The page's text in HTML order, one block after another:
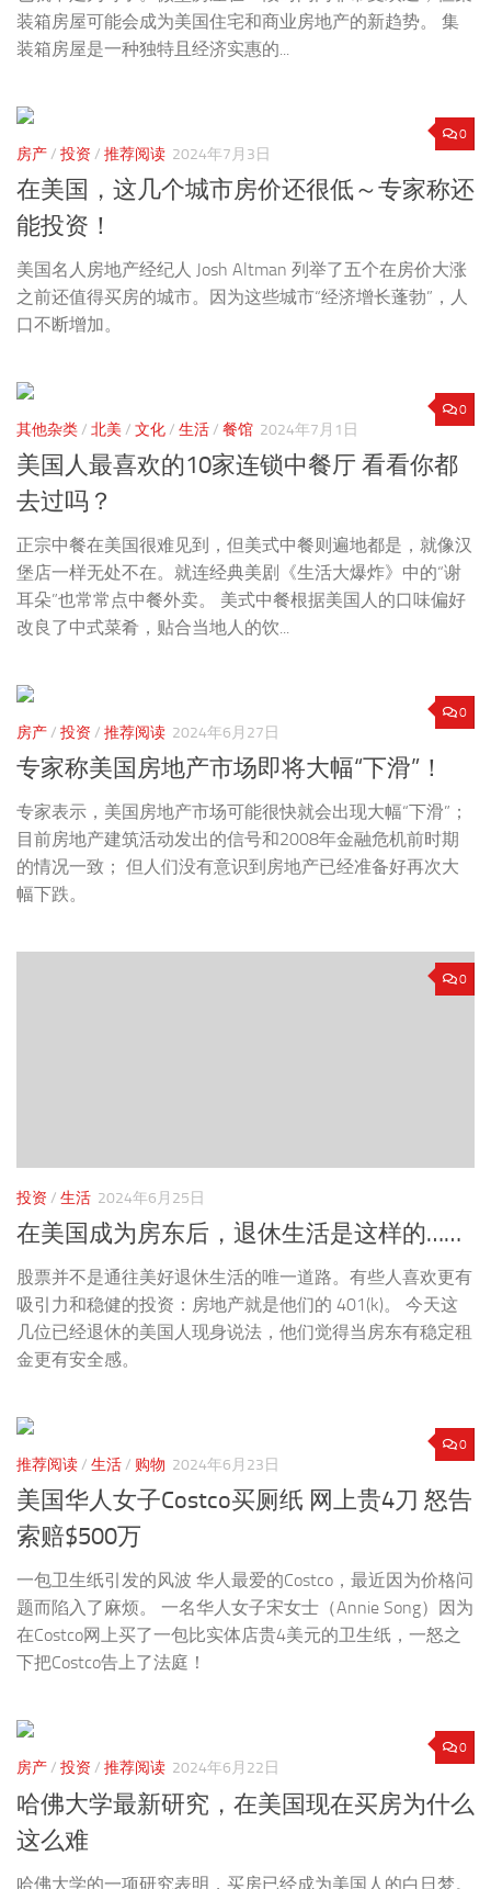
装箱房屋可能会成为美国住宅和商业房地产的新趋势。 集
装箱房屋是一种独特且经济实惠的...
0
房产/ 投资 / 推荐阅读 2024年7月3日
在美国，这几个城市房价还很低～专家称还
能投资！
美国名人房地产经纪人 Josh Altman 列举了五个在房价大涨
之前还值得买房的城市。因为这些城市“经济增长蓬勃”，人
口不断增加。
0
其他杂类/ 北美 / 文化/ 生活/ 餐馆 2024年7月1日
美国人最喜欢的10家连锁中餐厅 看看你都
去过吗？
正宗中餐在美国很难见到，但美式中餐则遍地都是，就像汉
堡店一样无处不在。就连经典美剧《生活大爆炸》中的“谢
耳朵”也常常点中餐外卖。 美式中餐根据美国人的口味偏好
改良了中式菜肴，贴合当地人的饮...
0
房产/ 投资 / 推荐阅读 2024年6月27日
专家称美国房地产市场即将大幅“下滑”！
专家表示，美国房地产市场可能很快就会出现大幅“下滑”；
目前房地产建筑活动发出的信号和2008年金融危机前时期
的情况一致； 但人们没有意识到房地产已经准备好再次大
幅下跌。
0
投资 / 生活 2024年6月25日
在美国成为房东后，退休生活是这样的……
股票并不是通往美好退休生活的唯一道路。有些人喜欢更有
吸引力和稳健的投资：房地产就是他们的 401(k)。 今天这
几位已经退休的美国人现身说法，他们觉得当房东有稳定租
金更有安全感。
0
推荐阅读/ 生活/ 购物 2024年6月23日
美国华人女子Costco买厕纸 网上贵4刀 怒告
索赔$500万
一包卫生纸引发的风波 华人最爱的Costco，最近因为价格问
题而陷入了麻烦。 一名华人女子宋女士（Annie Song）因为
在Costco网上买了一包比实体店贵4美元的卫生纸，一怒之
下把Costco告上了法庭！
0
房产/ 投资 / 推荐阅读 2024年6月22日
哈佛大学最新研究，在美国现在买房为什么
这么难
哈佛大学的一项研究表明，买房已经成为美国人的白日梦。